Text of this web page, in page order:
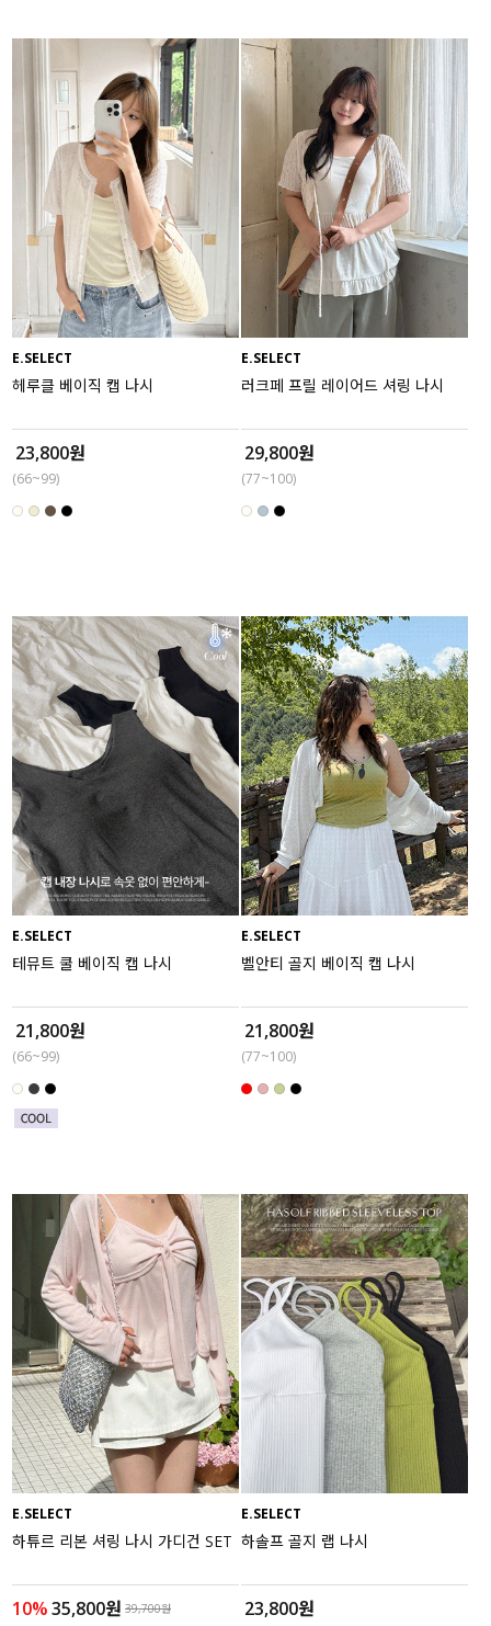
E.SELECT
헤루클 베이직 캡 나시
23,800원
(66~99)
E.SELECT
러크페 프릴 레이어드 셔링 나시
29,800원
(77~100)
E.SELECT
테뮤트 쿨 베이직 캡 나시
21,800원
(66~99)
E.SELECT
벨안티 골지 베이직 캡 나시
21,800원
(77~100)
E.SELECT
하튜르 리본 셔링 나시 가디건 SET
10%35,800원 39,700원
E.SELECT
하솔프 골지 랩 나시
23,800원